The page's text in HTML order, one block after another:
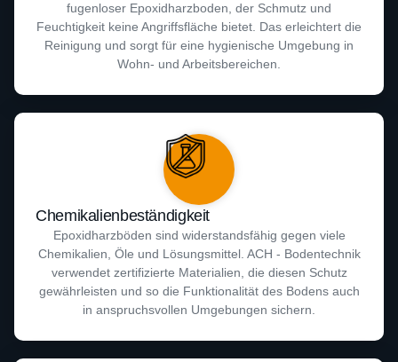
fugenloser Epoxidharzboden, der Schmutz und
Feuchtigkeit keine Angriffsfläche bietet. Das erleichtert die
Reinigung und sorgt für eine hygienische Umgebung in
Wohn- und Arbeitsbereichen.
Chemikalienbeständigkeit
Epoxidharzböden sind widerstandsfähig gegen viele
Chemikalien, Öle und Lösungsmittel. ACH - Bodentechnik
verwendet zertifizierte Materialien, die diesen Schutz
gewährleisten und so die Funktionalität des Bodens auch
in anspruchsvollen Umgebungen sichern.